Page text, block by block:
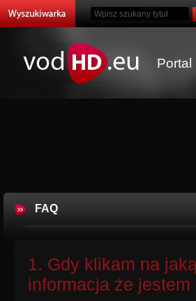
Portal
FAQ
1. Gdy klikam na
informacja że